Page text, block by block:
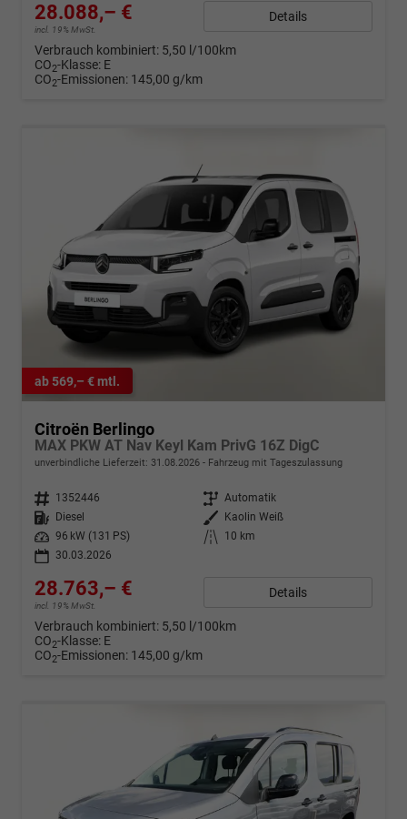
28.088,– €
incl. 19% MwSt.
Details
Verbrauch kombiniert: 5,50 l/100km
CO2-Klasse: E
CO2-Emissionen: 145,00 g/km
ab 569,– € mtl.
Citroën Berlingo
MAX PKW AT Nav Keyl Kam PrivG 16Z DigC
unverbindliche Lieferzeit: 31.08.2026 Fahrzeug mit Tageszulassung
Fahrzeugnr. 1352446 Getriebe Automatik
Kraftstoff
Diesel Außenfarbe
Kaolin Weiß
Leistung
96 kW (131 PS) Kilometerstand
10 km
30.03.2026
28.763,– €
incl. 19% MwSt.
Details
Verbrauch kombiniert: 5,50 l/100km
CO2-Klasse: E
CO2-Emissionen: 145,00 g/km